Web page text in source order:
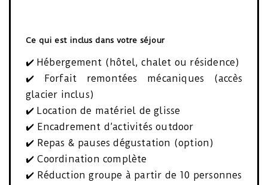
Ce qui est inclus dans votre séjour
✔️ Hébergement (hôtel, chalet ou résidence)
✔️ Forfait remontées mécaniques (accès
glacier inclus)
✔️ Location de matériel de glisse
✔️ Encadrement d’activités outdoor
✔️ Repas & pauses dégustation (option)
✔️ Coordination complète
✔️ Réduction groupe à partir de 10 personnes